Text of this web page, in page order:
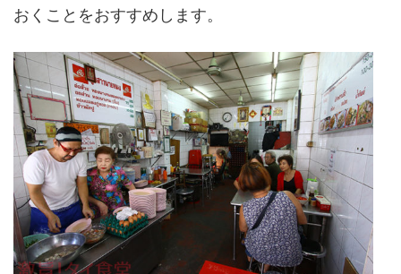
おくことをおすすめします。